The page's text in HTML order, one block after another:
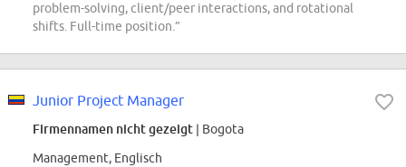
problem-solving, client/peer interactions, and rotational
shifts. Full-time position.”
Junior Project Manager
Firmennamen nicht gezeigt | Bogota
Management, Englisch